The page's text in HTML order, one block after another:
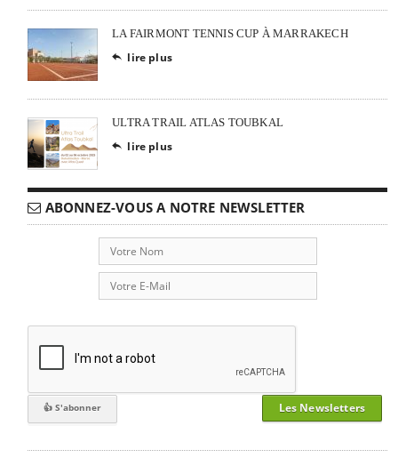
LA FAIRMONT TENNIS CUP À MARRAKECH
 lire plus
ULTRA TRAIL ATLAS TOUBKAL
 lire plus
ABONNEZ-VOUS A NOTRE NEWSLETTER
Les Newsletters